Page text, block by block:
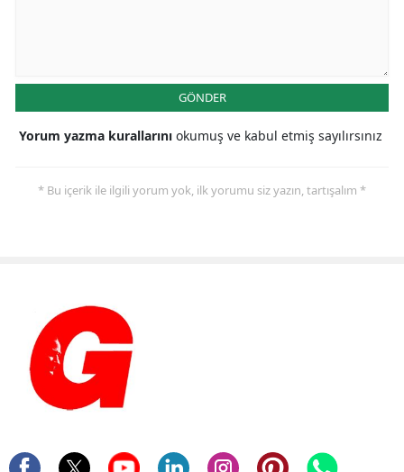
GÖNDER
Yorum yazma kurallarını okumuş ve kabul etmiş sayılırsınız
* Bu içerik ile ilgili yorum yok, ilk yorumu siz yazın, tartışalım *